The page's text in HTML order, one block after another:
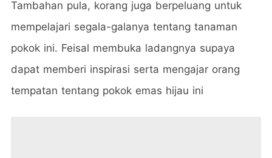
Tambahan pula, korang juga berpeluang untuk
mempelajari segala-galanya tentang tanaman
pokok ini. Feisal membuka ladangnya supaya
dapat memberi inspirasi serta mengajar orang
tempatan tentang pokok emas hijau ini